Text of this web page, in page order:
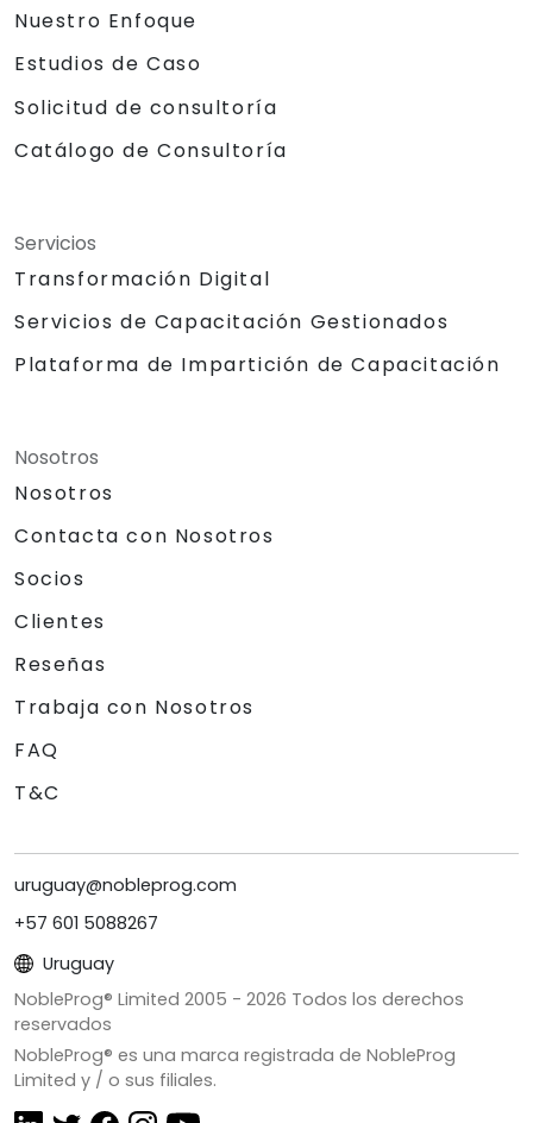
Nuestro Enfoque
Estudios de Caso
Solicitud de consultoría
Catálogo de Consultoría
Servicios
Transformación Digital
Servicios de Capacitación Gestionados
Plataforma de Impartición de Capacitación
Nosotros
Nosotros
Contacta con Nosotros
Socios
Clientes
Reseñas
Trabaja con Nosotros
FAQ
T&C
uruguay@nobleprog.com
+57 601 5088267
Uruguay
NobleProg® Limited 2005 - 2026 Todos los derechos
reservados
NobleProg® es una marca registrada de NobleProg
Limited y / o sus filiales.